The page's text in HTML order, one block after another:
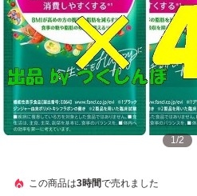
1/2
この商品は3時間で売れました